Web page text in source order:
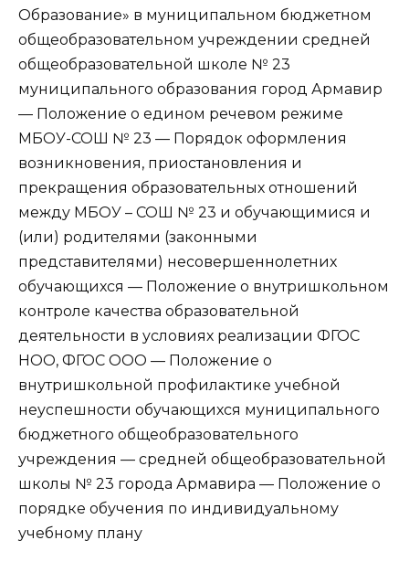
Образование» в муниципальном бюджетном
общеобразовательном учреждении средней
общеобразовательной школе № 23
муниципального образования город Армавир
— Положение о едином речевом режиме
МБОУ-СОШ № 23 — Порядок оформления
возникновения, приостановления и
прекращения образовательных отношений
между МБОУ – СОШ № 23 и обучающимися и
(или) родителями (законными
представителями) несовершеннолетних
обучающихся — Положение о внутришкольном
контроле качества образовательной
деятельности в условиях реализации ФГОС
НОО, ФГОС ООО — Положение о
внутришкольной профилактике учебной
неуспешности обучающихся муниципального
бюджетного общеобразовательного
учреждения — средней общеобразовательной
школы № 23 города Армавира — Положение о
порядке обучения по индивидуальному
учебному плану